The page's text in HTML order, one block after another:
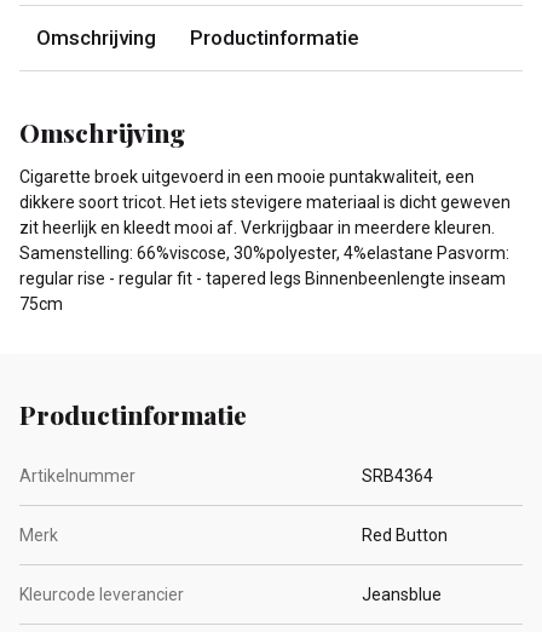
Omschrijving Productinformatie
Omschrijving
Cigarette broek uitgevoerd in een mooie puntakwaliteit, een
dikkere soort tricot. Het iets stevigere materiaal is dicht geweven
zit heerlijk en kleedt mooi af. Verkrijgbaar in meerdere kleuren.
Samenstelling: 66%viscose, 30%polyester, 4%elastane Pasvorm:
regular rise - regular fit - tapered legs Binnenbeenlengte inseam
75cm
Productinformatie
Artikelnummer SRB4364
Merk Red Button
Kleurcode leverancier Jeansblue